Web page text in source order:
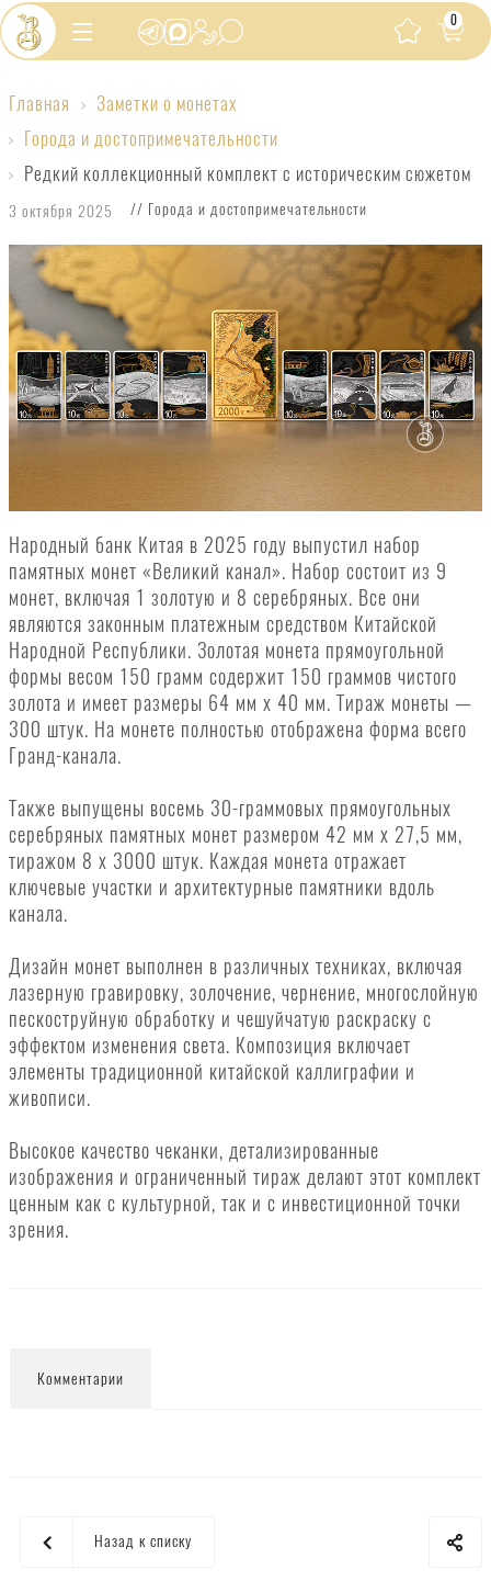
0
Редкий
коллекционный
комплект
с
историческим
сюжетом
Главная
Заметки о монетах
Города и достопримечательности
Редкий коллекционный комплект с историческим сюжетом
3 октября 2025 // Города и достопримечательности
Народный банк Китая в 2025 году выпустил набор
памятных монет «Великий канал». Набор состоит из 9
монет, включая 1 золотую и 8 серебряных. Все они
являются законным платежным средством Китайской
Народной Республики. Золотая монета прямоугольной
формы весом 150 грамм содержит 150 граммов чистого
золота и имеет размеры 64 мм x 40 мм. Тираж монеты —
300 штук. На монете полностью отображена форма всего
Гранд-канала.
Также выпущены восемь 30-граммовых прямоугольных
серебряных памятных монет размером 42 мм x 27,5 мм,
тиражом 8 x 3000 штук. Каждая монета отражает
ключевые участки и архитектурные памятники вдоль
канала.
Дизайн монет выполнен в различных техниках, включая
лазерную гравировку, золочение, чернение, многослойную
пескоструйную обработку и чешуйчатую раскраску с
эффектом изменения света. Композиция включает
элементы традиционной китайской каллиграфии и
живописи.
Высокое качество чеканки, детализированные
изображения и ограниченный тираж делают этот комплект
ценным как с культурной, так и с инвестиционной точки
зрения.
Комментарии
Назад к списку